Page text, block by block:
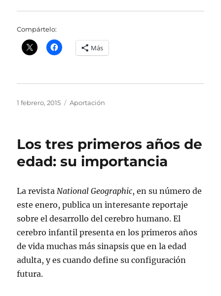
Compártelo:
Más
Publicado
1 febrero, 2015 Categorías
Aportación
Los tres primeros años de
edad: su importancia
La revistaNational Geographic, en su número de
este enero, publica un interesante reportaje
sobre el desarrollo del cerebro humano. El
cerebro infantil presenta en los primeros años
de vida muchas más sinapsis que en la edad
adulta, y es cuando define su configuración
futura.